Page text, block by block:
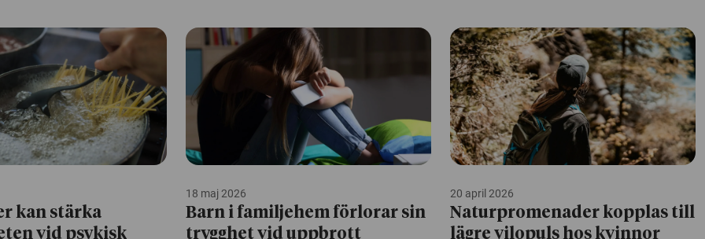
kan stärka
vid psykisk
18 maj 2026
Barn i familjehem förlorar sin
trygghet vid uppbrott
20 april 2026
Naturpromenader kopplas till
lägre vilopuls hos kvinnor